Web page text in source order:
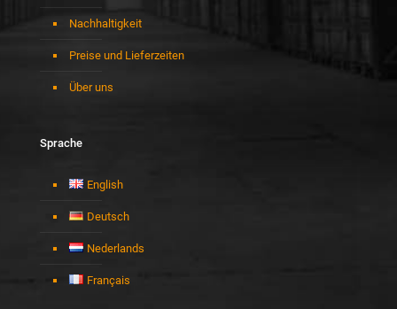
Nachhaltigkeit
Preise und Lieferzeiten
Über uns
Sprache
English
Deutsch
Nederlands
Français